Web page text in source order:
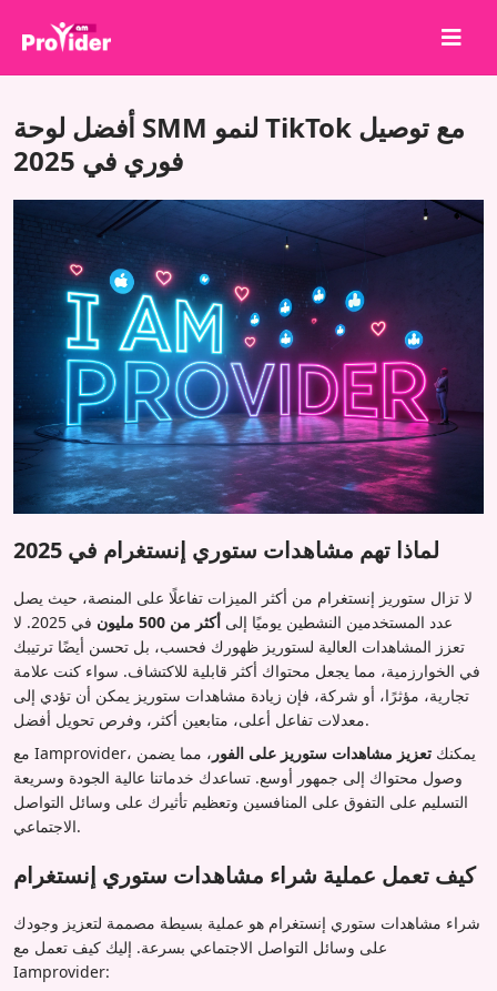
من نحن
إنشاء حساب
الخدمات
API
الشروط
أفضل لوحة SMM لنمو TikTok مع توصيل
فوري في 2025
لماذا تهم مشاهدات ستوري إنستغرام في 2025
لا تزال ستوريز إنستغرام من أكثر الميزات تفاعلًا على المنصة، حيث يصل
عدد المستخدمين النشطين يوميًا إلى أكثر من 500 مليون
في 2025. لا
تعزز المشاهدات العالية لستوريز ظهورك فحسب، بل تحسن أيضًا ترتيبك
في الخوارزمية، مما يجعل محتواك أكثر قابلية للاكتشاف. سواء كنت علامة
تجارية، مؤثرًا، أو شركة، فإن زيادة مشاهدات ستوريز يمكن أن تؤدي إلى
معدلات تفاعل أعلى، متابعين أكثر، وفرص تحويل أفضل.
مع Iamprovider، يمكنك تعزيز مشاهدات ستوريز على الفور ، مما يضمن
وصول محتواك إلى جمهور أوسع. تساعدك خدماتنا عالية الجودة وسريعة
التسليم على التفوق على المنافسين وتعظيم تأثيرك على وسائل التواصل
الاجتماعي.
كيف تعمل عملية شراء مشاهدات ستوري إنستغرام
شراء مشاهدات ستوري إنستغرام هو عملية بسيطة مصممة لتعزيز وجودك
على وسائل التواصل الاجتماعي بسرعة. إليك كيف تعمل مع
Iamprovider: